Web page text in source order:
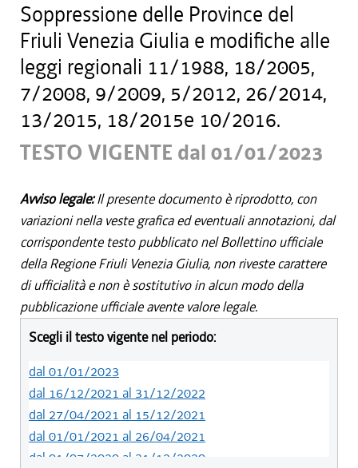
Soppressione delle Province del
Friuli Venezia Giulia e modifiche alle
leggi regionali 11/1988, 18/2005,
7/2008, 9/2009, 5/2012, 26/2014,
13/2015, 18/2015e 10/2016.
TESTO VIGENTE dal 01/01/2023
Avviso legale:Il presente documento è riprodotto, con
variazioni nella veste grafica ed eventuali annotazioni, dal
corrispondente testo pubblicato nel Bollettino ufficiale
della Regione Friuli Venezia Giulia, non riveste carattere
di ufficialità e non è sostitutivo in alcun modo della
pubblicazione ufficiale avente valore legale.
Scegli il testo vigente nel periodo:
dal 01/01/2023
dal 16/12/2021 al 31/12/2022
dal 27/04/2021 al 15/12/2021
dal 01/01/2021 al 26/04/2021
dal 01/07/2020 al 31/12/2020